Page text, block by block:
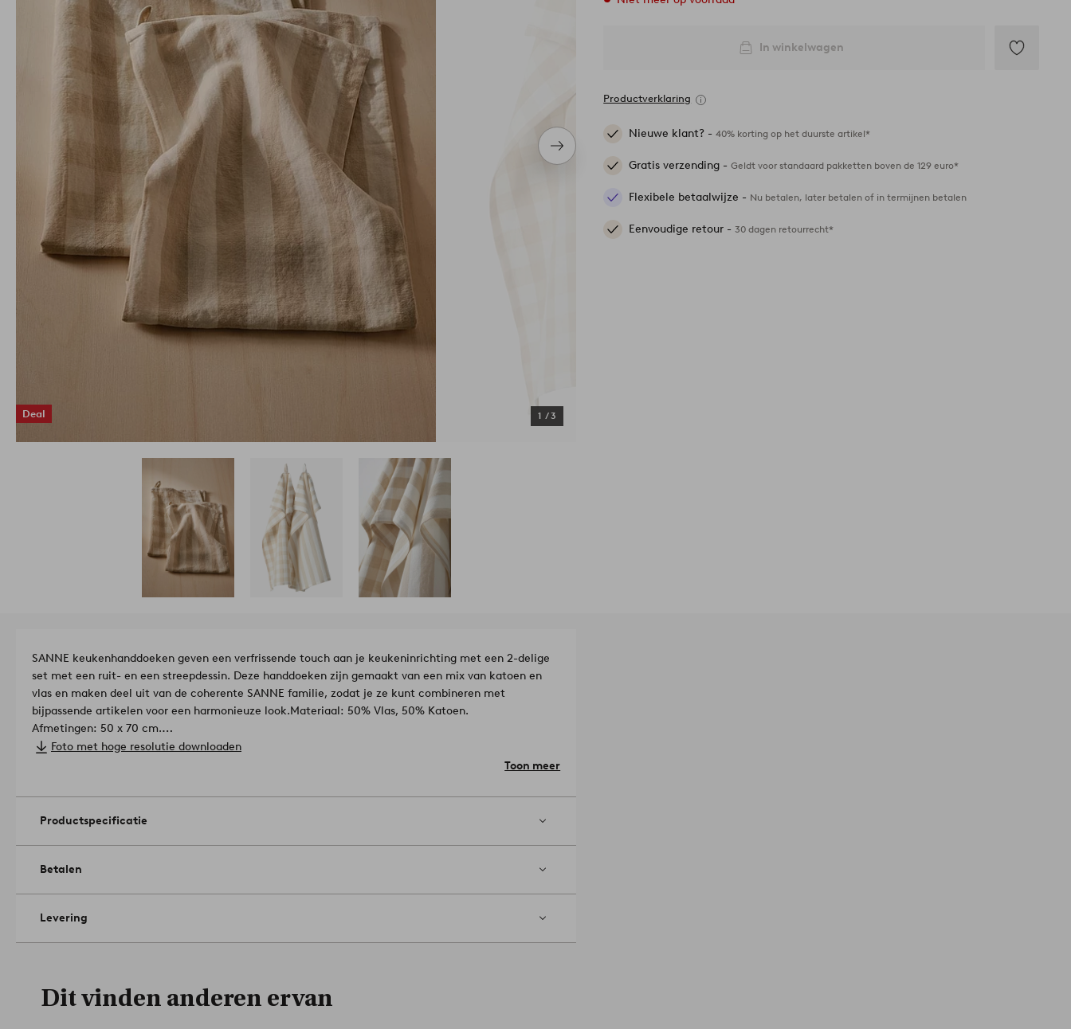
Volgend
item
Deal 1 /3
In winkelwagen
Productverklaring
Nieuwe klant? -40% korting op het duurste artikel*
Gratis verzending -Geldt voor standaard pakketten boven de 129 euro*
Flexibele betaalwijze - Nu betalen, later betalen of in termijnen betalen
Eenvoudige retour -30 dagen retourrecht*
SANNE keukenhanddoeken geven een verfrissende touch aan je keukeninrichting met een 2-delige
set met een ruit- en een streepdessin. Deze handdoeken zijn gemaakt van een mix van katoen en
vlas en maken deel uit van de coherente SANNE familie, zodat je ze kunt combineren met
bijpassende artikelen voor een harmonieuze look.
Materiaal: 50% Vlas, 50% Katoen.
Afmetingen: 50 x 70 cm.
Hoeveelheid in verpakking: 2.
Machinewasbaar op 40°C. Gebruik geen bleekmiddel. Laag machinaal
oplosmiddel). Krimp max 5 %.Artikelnummer: 2129219-01-136
Foto met hoge resolutie downloaden
Toon meer
Productspecificatie
Betalen
Levering
Dit vinden anderen ervan